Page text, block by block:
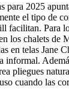
para 2025
el tipo de
facilitan. Para
los chalets de
en telas Jane
informal.
pliegues
cuando las